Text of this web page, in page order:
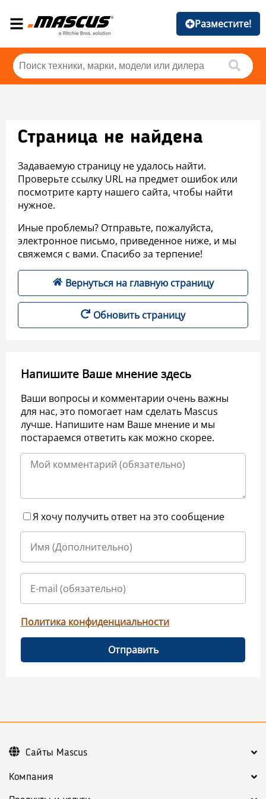
Разместите!
Страница не найдена
Задаваемую страницу не удалось найти.
Проверьте ссылку URL на предмет ошибок или
посмотрите карту нашего сайта, чтобы найти
нужное.
Иные проблемы? Отправьте, пожалуйста,
электронное письмо, приведенное ниже, и мы
свяжемся с вами. Спасибо за терпение!
Вернуться на главную страницу
Обновить страницу
Напишите Ваше мнение здесь
Ваши вопросы и комментарии очень важны
для нас, это помогает нам сделать Mascus
лучше. Напишите нам Ваше мнение и мы
постараемся ответить как можно скорее.
Я хочу получить ответ на это сообщение
Политика конфиденциальности
Отправить
Компания
Сайты Mascus